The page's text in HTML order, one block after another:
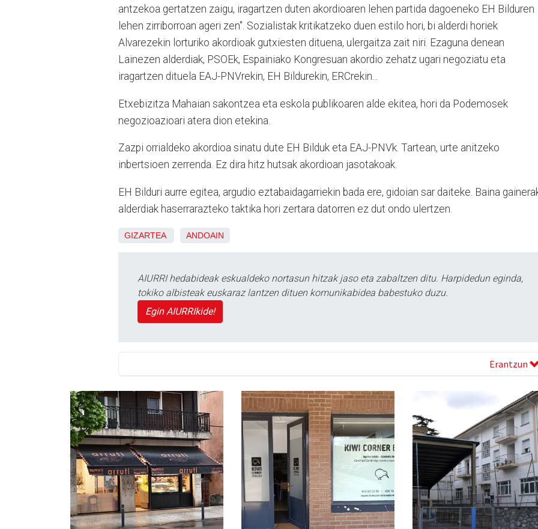
antzekoa gertatzen zaigu, iragartzen duten akordioaren lehen partida dagoeneko EH Bilduren
lehen zirriborroan ageri zen". Sozialistak kritikatzeko duen estilo hori, bi alderdi horiek
Alvarezekin lorturiko akordioak gutxiesten dituena, ulergaitza zait niri. Ezaguna denean
Lainezen alderdiak, PSOEk, Espainiako Kongresuan akordio zehatz ugari negoziatu eta
iragartzen dituela EAJ-PNVrekin, EH Bildurekin, ERCrekin...
Etxebizitza Mahaian sakontzea eta eskola publikoaren alde ekitea, hori da Podemosek
negozioazioari atera dion etekina.
Zazpi orrialdeko akordioa sinatu dute EH Bilduk eta EAJ-PNVk. Tartean, urte anitzeko
inbertsioen zerrenda. Ez dira hitz hutsak akordioan jasotakoak.
EH Bilduri aurre egitea, argudio eztabaidagarriekin bada ere, gidoian sar daiteke. Baina
alderdiak haserrarazteko taktika hori zertara datorren ez dut ondo ulertzen.
GIZARTEA ANDOAIN
AIURRI hedabideak eskualdeko nortasun hitzak jaso eta zabaltzen ditu. Harpidedun eginda,
tokiko albisteak euskaraz lantzen dituen komunikabidea babestuko duzu.
Egin AIURRIkide!
Erantzun